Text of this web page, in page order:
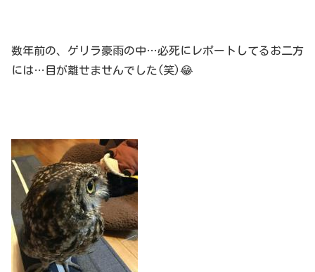
数年前の、ゲリラ豪雨の中…必死にレポートしてるお二方
には…目が離せませんでした(笑)😂